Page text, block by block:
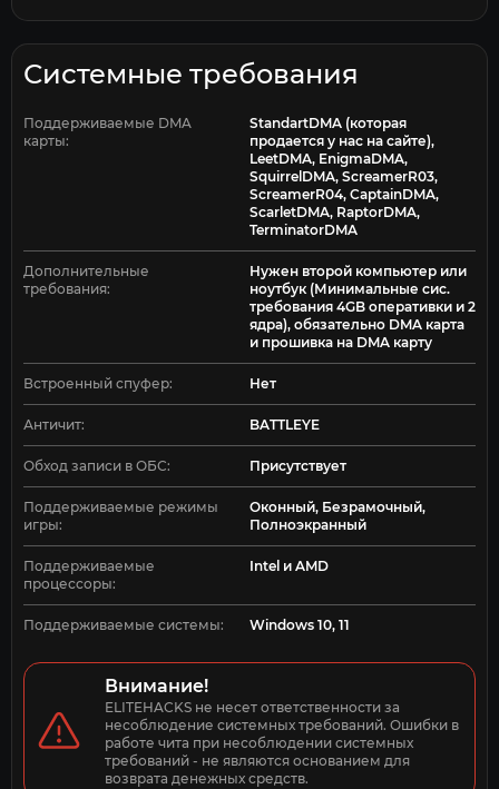
Системные требования
Поддерживаемые DMA
карты:
StandartDMA (которая
продается у нас на сайте),
LeetDMA, EnigmaDMA,
SquirrelDMA, ScreamerR03,
ScreamerR04, CaptainDMA,
ScarletDMA, RaptorDMA,
TerminatorDMA
Дополнительные
требования:
Нужен второй компьютер или
ноутбук (Минимальные сис.
требования 4GB оперативки и 2
ядра), обязательно DMA карта
и прошивка на DMA карту
Встроенный спуфер: Нет
Античит: BATTLEYE
Обход записи в ОБС: Присутствует
Поддерживаемые режимы
игры:
Оконный, Безрамочный,
Полноэкранный
Поддерживаемые
процессоры:
Intel и AMD
Поддерживаемые системы: Windows 10, 11
Внимание!
ELITEHACKS не несет ответственности за
несоблюдение системных требований. Ошибки в
работе чита при несоблюдении системных
требований - не являются основанием для
возврата денежных средств.